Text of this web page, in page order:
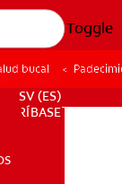
Toggle
SV (ES)
bucal